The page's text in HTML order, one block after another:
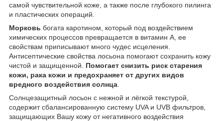
самой чувствительной коже, а также после глубокого пилинга
и пластических операций.
Морковь богата каротином, который под воздействием
химических процессов превращается в витамин А, ее
свойствам приписывают много чудес исцеления.
Антисептические свойства лосьона помогают сохранить кожу
чистой и защищенной. Помогает снизить риск старения
кожи, рака кожи и предохраняет от других видов
вредного воздействия солнца
Солнцезащитный лосьон с нежной и лёгкой текстурой,
содержит сбалансированную систему UVA и UVB фильтров,
защищающих Вашу кожу от негативного воздействия